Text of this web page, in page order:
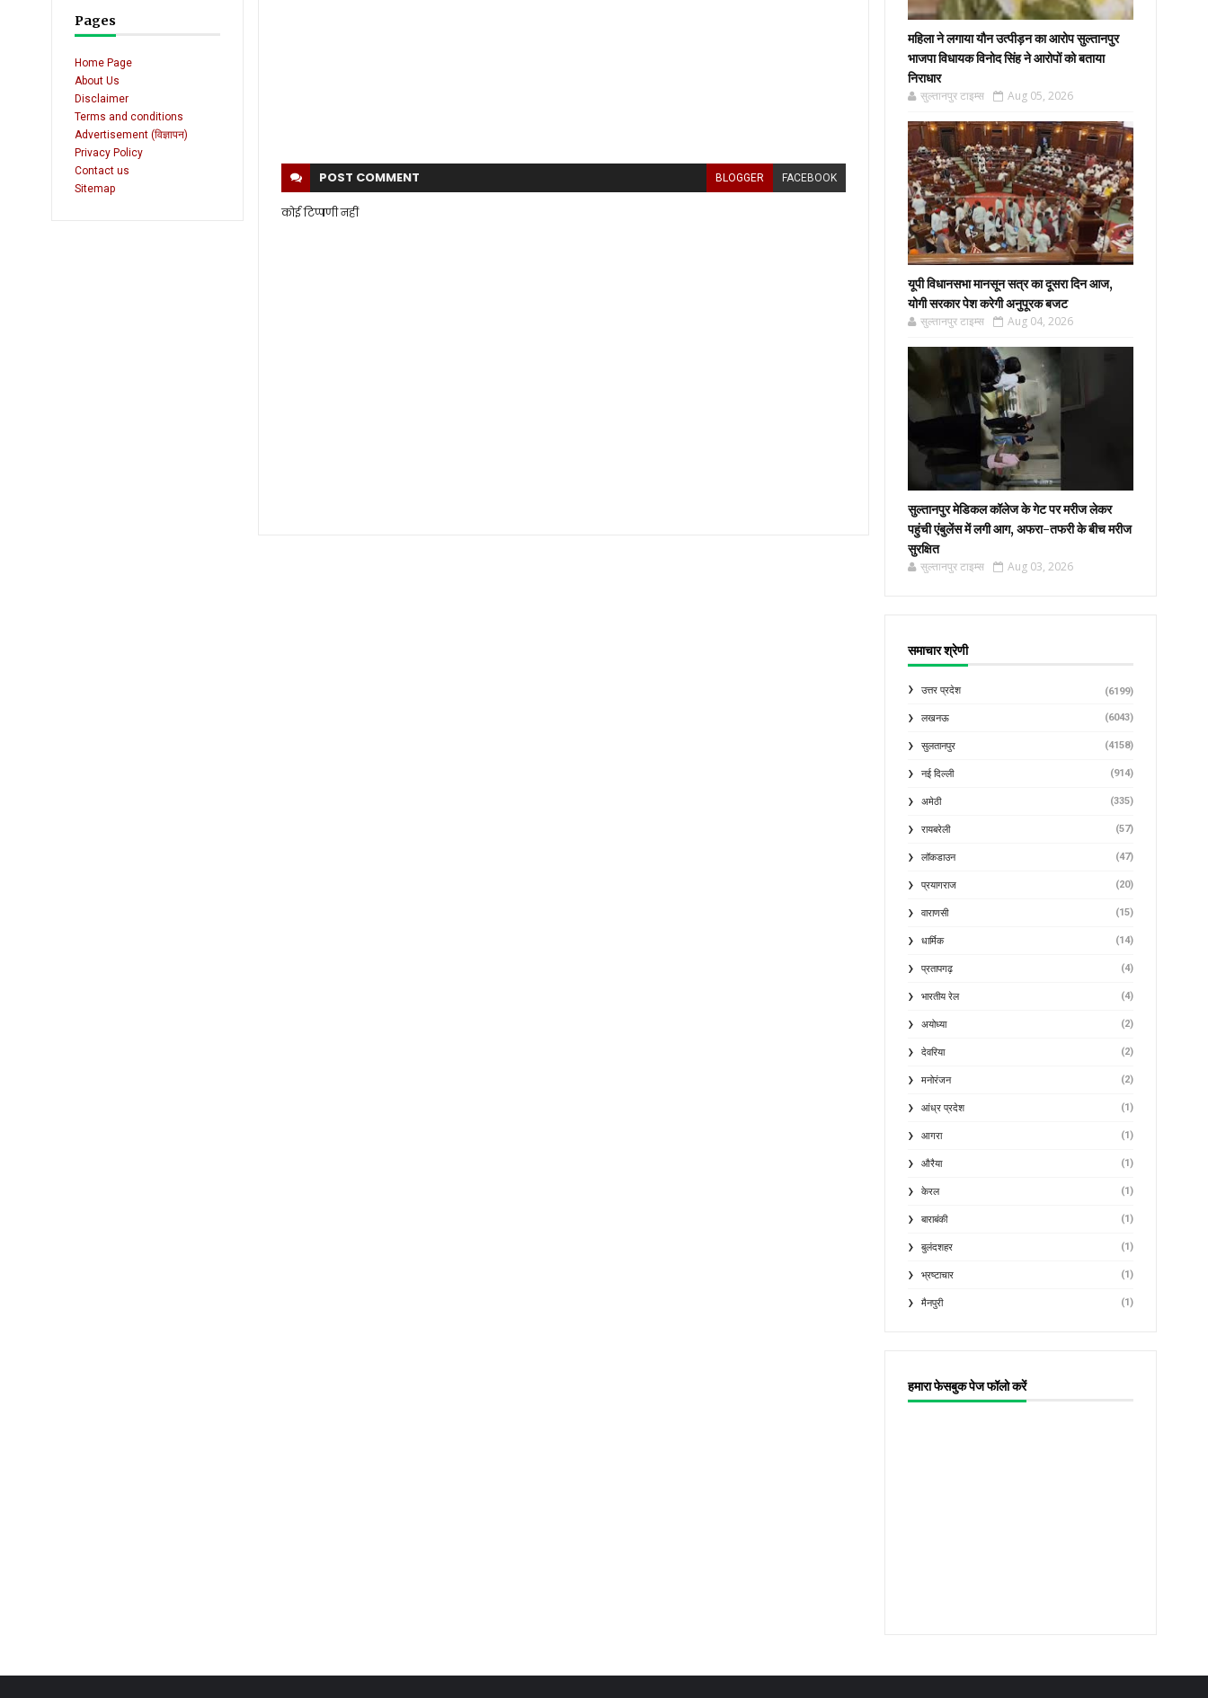
Pages
Home Page
About Us
Disclaimer
Terms and conditions
Advertisement (विज्ञापन)
Privacy Policy
Contact us
Sitemap
POST COMMENT BLOGGER FACEBOOK
कोई टिप्पणी नहीं
महिला ने लगाया यौन उत्पीड़न का आरोप सुल्तानपुर
भाजपा विधायक विनोद सिंह ने आरोपों को बताया
निराधार
सुल्तानपुर टाइम्स Aug 05, 2026
यूपी विधानसभा मानसून सत्र का दूसरा दिन आज,
योगी सरकार पेश करेगी अनुपूरक बजट
सुल्तानपुर टाइम्स Aug 04, 2026
सुल्तानपुर मेडिकल कॉलेज के गेट पर मरीज लेकर
पहुंची एंबुलेंस में लगी आग, अफरा-तफरी के बीच मरीज
सुरक्षित
सुल्तानपुर टाइम्स Aug 03, 2026
समाचार श्रेणी
उत्तर प्रदेश (6199)
लखनऊ (6043)
सुलतानपुर (4158)
नई दिल्ली (914)
अमेठी (335)
रायबरेली (57)
लॉकडाउन (47)
प्रयागराज (20)
वाराणसी (15)
धार्मिक (14)
प्रतापगढ़ (4)
भारतीय रेल (4)
अयोध्या (2)
देवरिया (2)
मनोरंजन (2)
आंध्र प्रदेश (1)
आगरा (1)
औरैया (1)
केरल (1)
बाराबंकी (1)
बुलंदशहर (1)
भ्रष्टाचार (1)
मैनपुरी (1)
हमारा फेसबुक पेज फॉलो करें